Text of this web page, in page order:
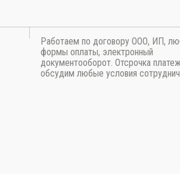
Работаем по договору ООО, ИП,
формы оплаты, электронный
документооборот. Отсрочка
обсудим любые условия